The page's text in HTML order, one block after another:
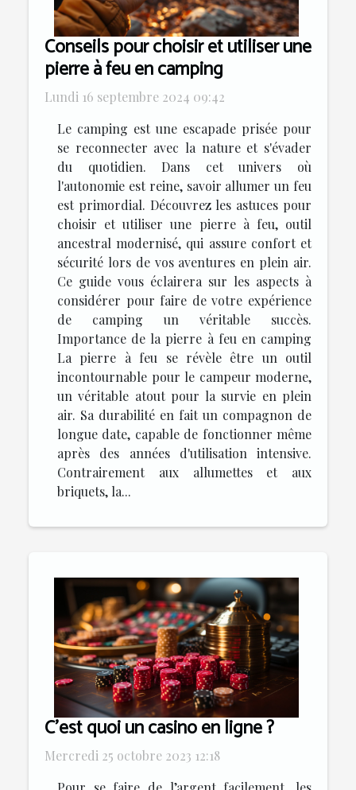
Conseils pour choisir et utiliser une
pierre à feu en camping
Lundi 16 septembre 2024 09:42
Le camping est une escapade prisée pour
se reconnecter avec la nature et s'évader
du quotidien. Dans cet univers où
l'autonomie est reine, savoir allumer un feu
est primordial. Découvrez les astuces pour
choisir et utiliser une pierre à feu, outil
ancestral modernisé, qui assure confort et
sécurité lors de vos aventures en plein air.
Ce guide vous éclairera sur les aspects à
considérer pour faire de votre expérience
de camping un véritable succès.
Importance de la pierre à feu en camping
La pierre à feu se révèle être un outil
incontournable pour le campeur moderne,
un véritable atout pour la survie en plein
air. Sa durabilité en fait un compagnon de
longue date, capable de fonctionner même
après des années d'utilisation intensive.
Contrairement aux allumettes et aux
briquets, la...
C’est quoi un casino en ligne ?
Mercredi 25 octobre 2023 12:18